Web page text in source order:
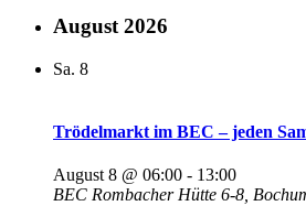
August 2026
Sa. 8
Trödelmarkt im BEC – jeden
August 8 @ 06:00 - 13:00
BEC Rombacher Hütte 6-8,